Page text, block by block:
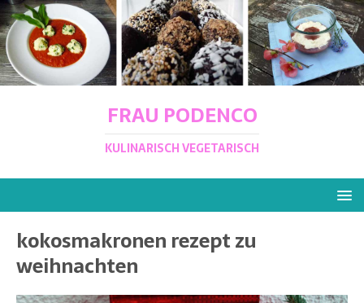
FRAU PODENCO
KULINARISCH VEGETARISCH
kokosmakronen rezept zu
weihnachten